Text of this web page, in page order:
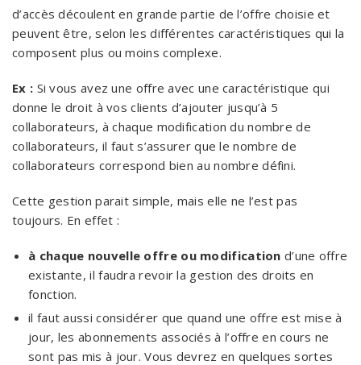
d’accès découlent en grande partie de l’offre choisie et
peuvent être, selon les différentes caractéristiques qui la
composent plus ou moins complexe.
Ex : Si vous avez une offre avec une caractéristique qui
donne le droit à vos clients d’ajouter jusqu’à 5
collaborateurs, à chaque modification du nombre de
collaborateurs, il faut s’assurer que le nombre de
collaborateurs correspond bien au nombre défini.
Cette gestion parait simple, mais elle ne l’est pas
toujours. En effet :
à chaque nouvelle offre ou modification d’une offre
existante, il faudra revoir la gestion des droits en
fonction.
il faut aussi considérer que quand une offre est mise à
jour, les abonnements associés à l’offre en cours ne
sont pas mis à jour. Vous devrez en quelques sortes